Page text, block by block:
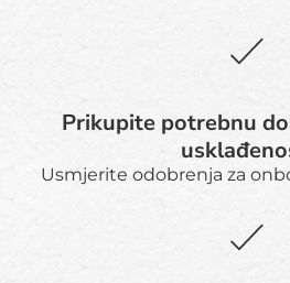
Prikupite potrebnu
Usmjerite odobrenja za